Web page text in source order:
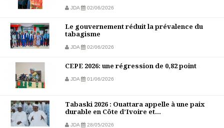
JDA 02/06/2026
Le gouvernement réduit la prévalence du
tabagisme
JDA 02/06/2026
CEPE 2026: une régression de 0,82 point
JDA 01/06/2026
Tabaski 2026 : Ouattara appelle à une paix
durable en Côte d’Ivoire et...
JDA 28/05/2026